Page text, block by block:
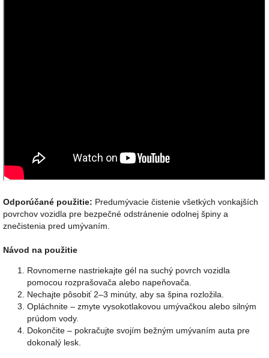
Odporúčané použitie: Predumývacie čistenie všetkých vonkajších
povrchov vozidla pre bezpečné odstránenie odolnej špiny a
znečistenia pred umývaním.
Návod na použitie
Rovnomerne nastriekajte gél na suchý povrch vozidla
pomocou rozprašovača alebo napeňovača.
Nechajte pôsobiť 2–3 minúty, aby sa špina rozložila.
Opláchnite – zmyte vysokotlakovou umývačkou alebo silným
prúdom vody.
Dokončite – pokračujte svojím bežným umývaním auta pre
dokonalý lesk.